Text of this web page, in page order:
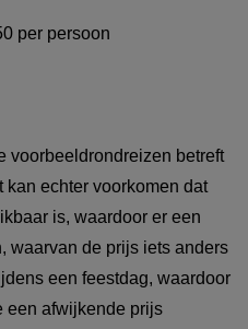
per persoon
voorbeeldrondreizen betreft
echter voorkomen dat
is, waardoor er een
waarvan de prijs iets anders
een feestdag, waardoor
een afwijkende prijs